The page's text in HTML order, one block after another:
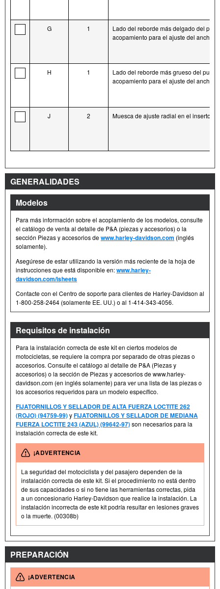
G 1
Lado del reborde más delgado del
acopamiento para el ajuste del ancho
H 1
Lado del reborde más grueso del punto
acopamiento para el ajuste del ancho
J 2 Muesca de ajuste radial en el inserto
GENERALIDADES
Modelos
Para más información sobre el acoplamiento de los modelos, consulte
el catálogo de venta al detalle de P&A (piezas y accesorios) o la
sección Piezas y accesorios dewww.harley-davidson.com (inglés
solamente).
Asegúrese de estar utilizando la versión más reciente de la hoja de
instrucciones que está disponible en:www.harley-
davidson.com/isheets
Contacte con el Centro de soporte para clientes de Harley-Davidson al
1-800-258-2464 (solamente EE. UU.) o al 1-414-343-4056.
Requisitos de instalación
Para la instalación correcta de este kit en ciertos modelos de
motocicletas, se requiere la compra por separado de otras piezas o
accesorios. Consulte el catálogo al detalle de P&A (Piezas y
accesorios) o la sección de Piezas y accesorios de www.harley-
davidson.com (en inglés solamente) para ver una lista de las piezas o
los accesorios requeridos para un modelo específico.
FIJATORNILLOS Y SELLADOR DE ALTA FUERZA LOCTITE 262
(ROJO) (94759-99)yFIJATORNILLOS Y SELLADOR DE MEDIANA
FUERZA LOCTITE 243 (AZUL) (99642-97)son necesarios para la
instalación correcta de este kit.
¡ADVERTENCIA
La seguridad del motociclista y del pasajero dependen de la
instalación correcta de este kit. Si el procedimiento no está dentro
de sus capacidades o si no tiene las herramientas correctas, pida
a un concesionario Harley-Davidson que realice la instalación. La
instalación incorrecta de este kit podría resultar en lesiones graves
o la muerte. (00308b)
PREPARACIÓN
¡ADVERTENCIA